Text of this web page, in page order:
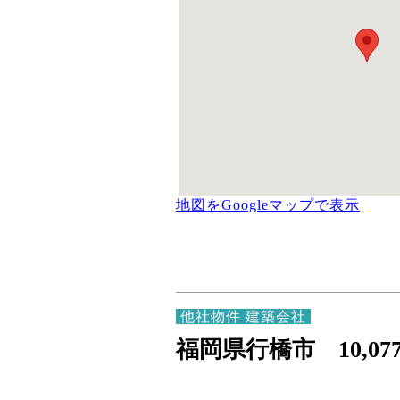
地図をGoogleマップで表示
他社物件 建築会社
福岡県行橋市